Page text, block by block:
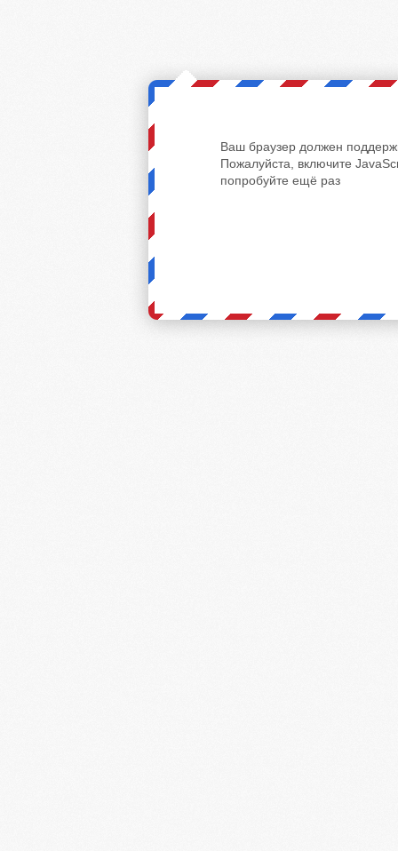
Ваш браузер должен
Пожалуйста, включите
попробуйте ещё раз